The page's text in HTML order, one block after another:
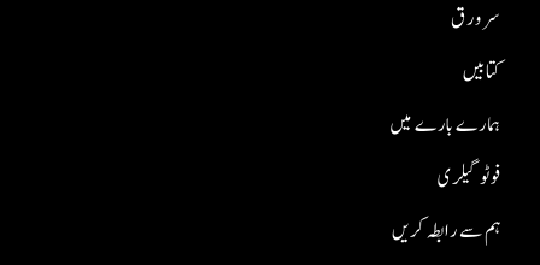
ہم سے رابطہ کریں
فوٹو گیلری
ہمارے بارے میں
کتابیں
سر ورق